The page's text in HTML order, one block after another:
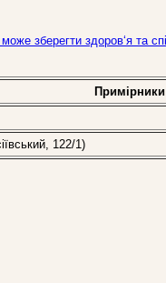
зберегти здоров‘я та
Примірники
122/1)